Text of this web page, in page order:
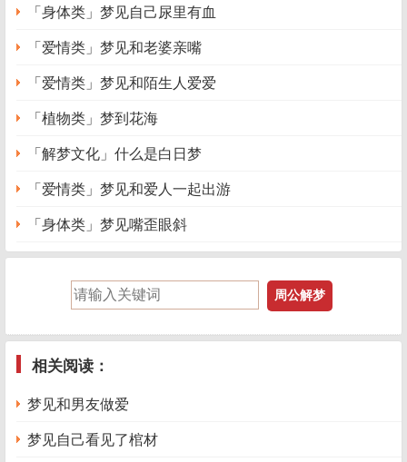
「身体类」梦见自己尿里有血
「爱情类」梦见和老婆亲嘴
「爱情类」梦见和陌生人爱爱
「植物类」梦到花海
「解梦文化」什么是白日梦
「爱情类」梦见和爱人一起出游
「身体类」梦见嘴歪眼斜
相关阅读：
梦见和男友做爱
梦见自己看见了棺材